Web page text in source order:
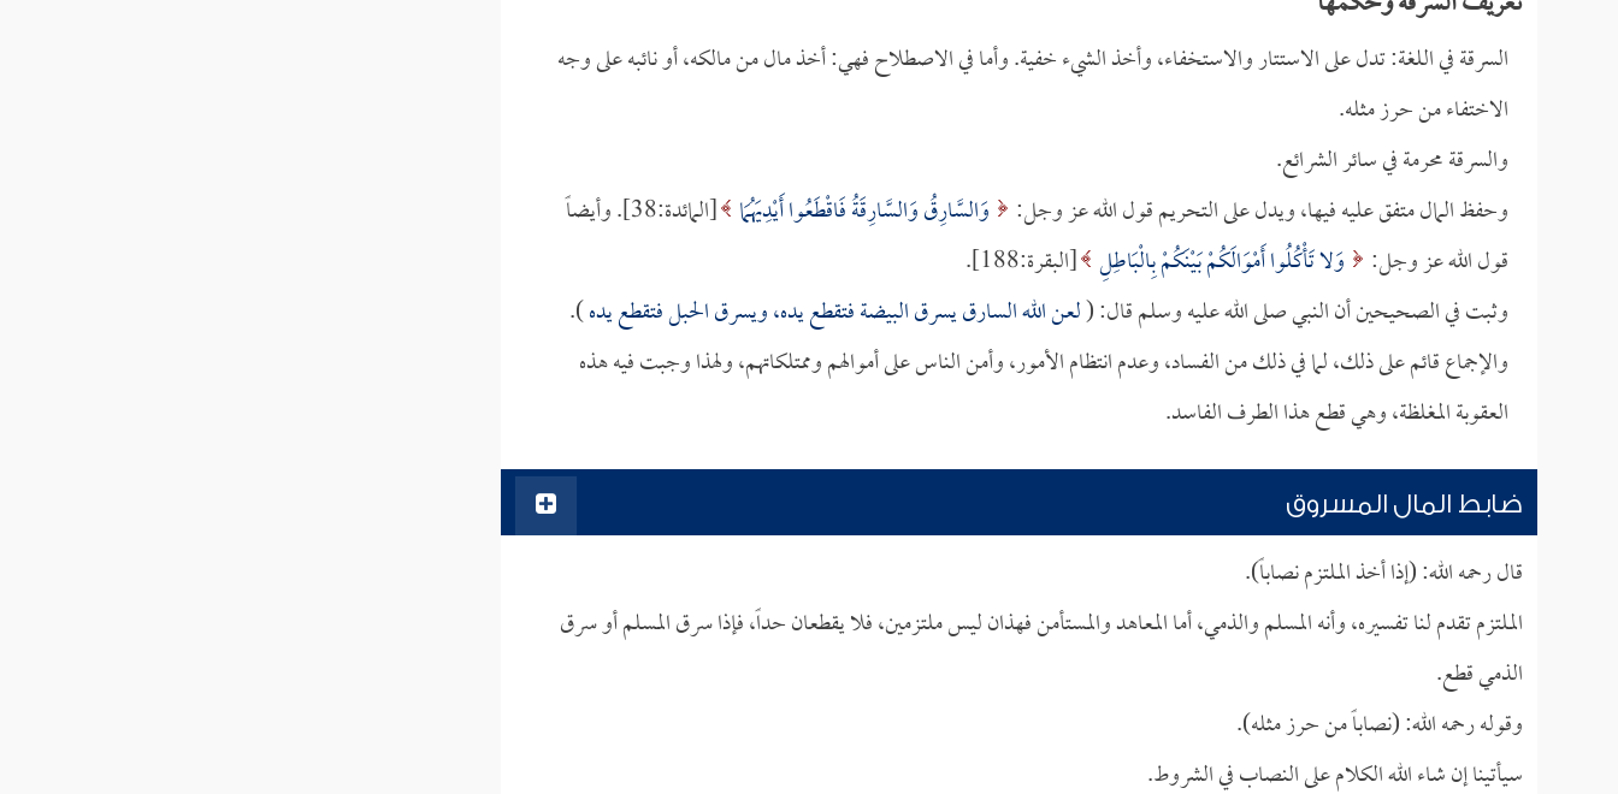
السرقة في اللغة: تدل على الاستتار والاستخفاء، وأخذ الشيء خفية. وأما في الاصطلاح فهي: أخذ مال من مالكه، أو نائبه على وجه
الاختفاء من حرز مثله.
والسرقة محرمة في سائر الشرائع.
وحفظ المال متفق عليه فيها، ويدل على التحريم قول الله عز وجل:
وَالسَّارِقُ وَالسَّارِقَةُ فَاقْطَعُوا أَيْدِيَهُمَا
[المائدة:38]. وأيضاً
قول الله عز وجل:
وَلا تَأْكُلُوا أَمْوَالَكُمْ بَيْنَكُمْ بِالْبَاطِلِ [البقرة:188].
وثبت في الصحيحين أن النبي صلى الله عليه وسلم قال: (لعن الله السارق يسرق البيضة فتقطع يده، ويسرق الحبل فتقطع يده).
والإجماع قائم على ذلك، لما في ذلك من الفساد، وعدم انتظام الأمور، وأمن الناس على أموالهم وممتلكاتهم، ولهذا وجبت فيه هذه
العقوبة المغلظة، وهي قطع هذا الطرف الفاسد.
ضابط المال المسروق
قال رحمه الله: (إذا أخذ الملتزم نصاباً).
الملتزم تقدم لنا تفسيره، وأنه المسلم والذمي، أما المعاهد والمستأمن فهذان ليس ملتزمين، فلا يقطعان حداً، فإذا سرق المسلم أو سرق
الذمي قطع.
وقوله رحمه الله: (نصاباً من حرز مثله).
سيأتينا إن شاء الله الكلام على النصاب في الشروط.